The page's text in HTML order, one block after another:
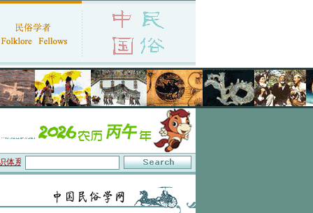
字叙事”研讨会在京召开 ·中国民俗学会第十一届代表大会暨2026年年会征文启事